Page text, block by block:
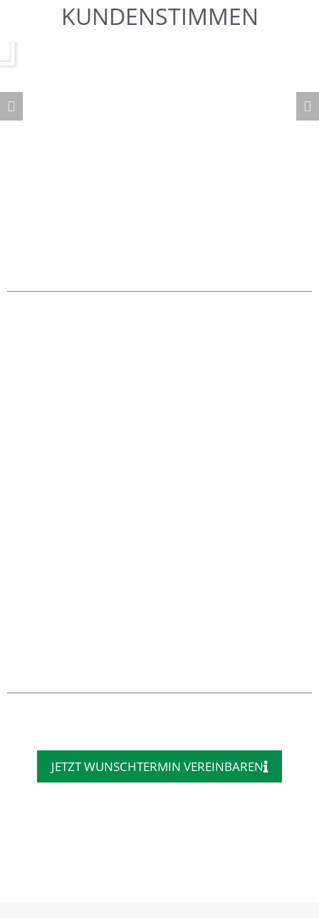
KUNDENSTIMMEN
JETZT WUNSCHTERMIN VEREINBAREN